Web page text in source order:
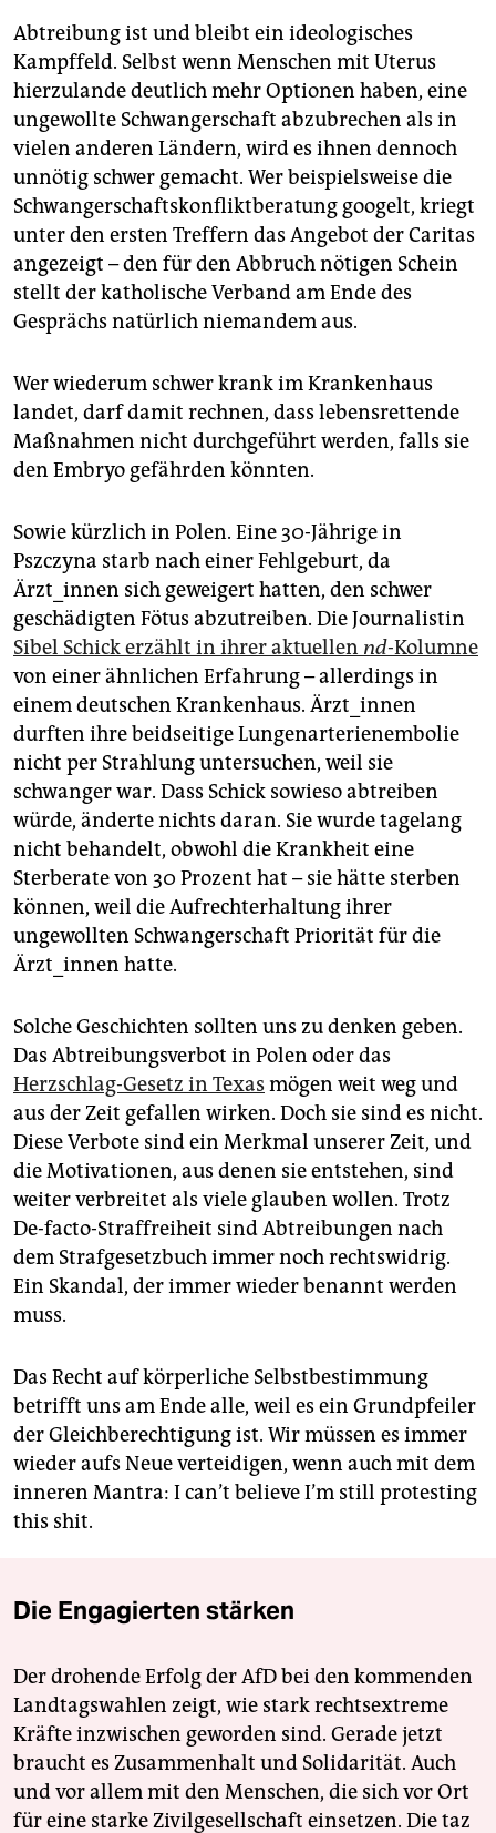
Abtreibung ist und bleibt ein ideologisches
Kampffeld. Selbst wenn Menschen mit Uterus
hierzulande deutlich mehr Optionen haben, eine
ungewollte Schwangerschaft abzubrechen als in
vielen anderen Ländern, wird es ihnen dennoch
unnötig schwer gemacht. Wer beispielsweise die
Schwangerschaftskonfliktberatung googelt, kriegt
unter den ersten Treffern das Angebot der Caritas
angezeigt – den für den Abbruch nötigen Schein
stellt der katholische Verband am Ende des
Gesprächs natürlich niemandem aus.
Wer wiederum schwer krank im Krankenhaus
landet, darf damit rechnen, dass lebensrettende
Maßnahmen nicht durchgeführt werden, falls sie
den Embryo gefährden könnten.
Sowie kürzlich in Polen. Eine 30-Jährige in
Pszczyna starb nach einer Fehlgeburt, da
Ärzt_innen sich geweigert hatten, den schwer
geschädigten Fötus abzutreiben. Die Journalistin
Sibel Schick erzählt in ihrer aktuellen nd-Kolumne
von einer ähnlichen Erfahrung – allerdings in
einem deutschen Krankenhaus. Ärzt_innen
durften ihre beidseitige Lungenarterienembolie
nicht per Strahlung untersuchen, weil sie
schwanger war. Dass Schick sowieso abtreiben
würde, änderte nichts daran. Sie wurde tagelang
nicht behandelt, obwohl die Krankheit eine
Sterberate von 30 Prozent hat – sie hätte sterben
können, weil die Aufrechterhaltung ihrer
ungewollten Schwangerschaft Priorität für die
Ärzt_innen hatte.
Solche Geschichten sollten uns zu denken geben.
Das Abtreibungsverbot in Polen oder das
Herzschlag-Gesetz in Texas mögen weit weg und
aus der Zeit gefallen wirken. Doch sie sind es nicht.
Diese Verbote sind ein Merkmal unserer Zeit, und
die Motivationen, aus denen sie entstehen, sind
weiter verbreitet als viele glauben wollen. Trotz
De-facto-Straffreiheit sind Abtreibungen nach
dem Strafgesetzbuch immer noch rechtswidrig.
Ein Skandal, der immer wieder benannt werden
muss.
Das Recht auf körperliche Selbstbestimmung
betrifft uns am Ende alle, weil es ein Grundpfeiler
der Gleichberechtigung ist. Wir müssen es immer
wieder aufs Neue verteidigen, wenn auch mit dem
inneren Mantra: I can’t believe I’m still protesting
this shit.
Die Engagierten stärken
Der drohende Erfolg der AfD bei den kommenden
Landtagswahlen zeigt, wie stark rechtsextreme
Kräfte inzwischen geworden sind. Gerade jetzt
braucht es Zusammenhalt und Solidarität. Auch
und vor allem mit den Menschen, die sich vor Ort
für eine starke Zivilgesellschaft einsetzen. Die taz